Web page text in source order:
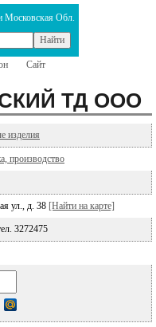
Московская Обл.
Сайт
ТД ООО
изделия
производство
ул., д. 38 [Найти на карте]
3272475